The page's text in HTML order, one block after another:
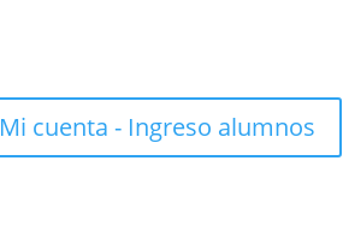
Mi cuenta - Ingreso alumnos